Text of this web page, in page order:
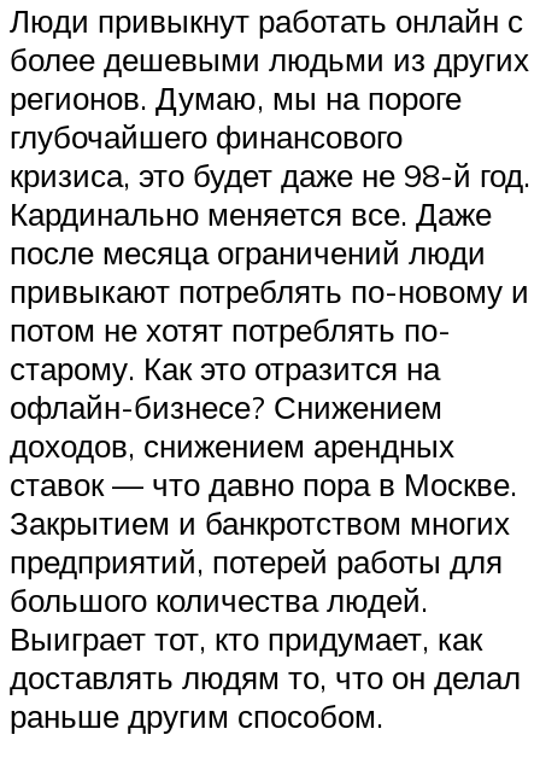
Люди привыкнут работать онлайн с
более дешевыми людьми из других
регионов. Думаю, мы на пороге
глубочайшего финансового
кризиса, это будет даже не 98-й год.
Кардинально меняется все. Даже
после месяца ограничений люди
привыкают потреблять по-новому и
потом не хотят потреблять по-
старому. Как это отразится на
офлайн-бизнесе? Снижением
доходов, снижением арендных
ставок — что давно пора в Москве.
Закрытием и банкротством многих
предприятий, потерей работы для
большого количества людей.
Выиграет тот, кто придумает, как
доставлять людям то, что он делал
раньше другим способом.